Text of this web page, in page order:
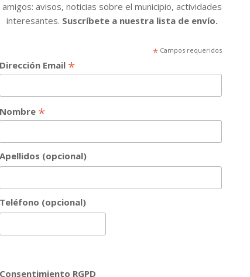
amigos: avisos, noticias sobre el municipio, actividades
interesantes. Suscríbete a nuestra lista de envío.
* Campos requeridos
Dirección Email *
Nombre *
Apellidos (opcional)
Teléfono (opcional)
Consentimiento RGPD